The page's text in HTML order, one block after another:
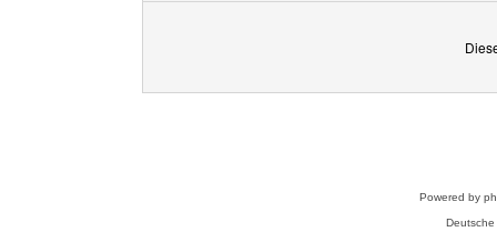
Powered by